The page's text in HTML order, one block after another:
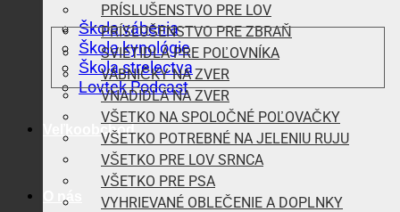
Škola vábenia
Škola kynológie
Škola strelectva
Lovtek Podcast
Veľkoobchod
O nás
PRÍSLUŠENSTVO PRE LOV
PRÍSLUŠENSTVO PRE ZBRAŇ
SVIETIDLÁ PRE POĽOVNÍKA
VÁBNIČKY NA ZVER
VNADIDLÁ NA ZVER
VŠETKO NA SPOLOČNÉ POĽOVAČKY
VŠETKO POTREBNÉ NA JELENIU RUJU
VŠETKO PRE LOV SRNCA
VŠETKO PRE PSA
VYHRIEVANÉ OBLEČENIE A DOPLNKY